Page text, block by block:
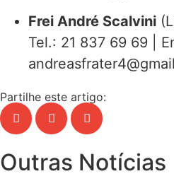
Frei André Scalvini
Tel.: 21 837 69 69 |
Partilhe este artigo:
Outras Notícias